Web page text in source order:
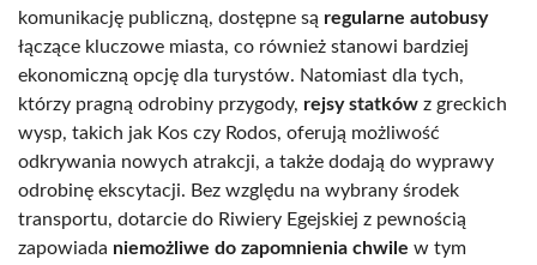
komunikację publiczną, dostępne są regularne autobusy
łączące kluczowe miasta, co również stanowi bardziej
ekonomiczną opcję dla turystów. Natomiast dla tych,
którzy pragną odrobiny przygody, rejsy statków z greckich
wysp, takich jak Kos czy Rodos, oferują możliwość
odkrywania nowych atrakcji, a także dodają do wyprawy
odrobinę ekscytacji. Bez względu na wybrany środek
transportu, dotarcie do Riwiery Egejskiej z pewnością
zapowiada niemożliwe do zapomnienia chwile w tym